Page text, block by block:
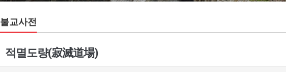
불교사전
적멸도량(寂滅道場)